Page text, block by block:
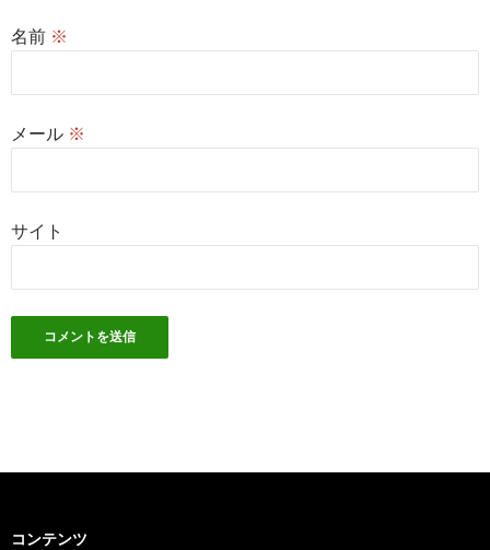
名前 ※
メール ※
サイト
コンテンツ